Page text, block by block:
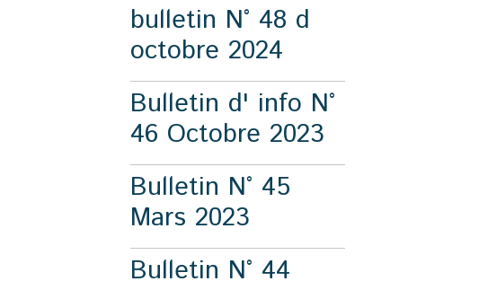
bulletin N° 48 d
octobre 2024
Bulletin d' info N°
46 Octobre 2023
Bulletin N° 45
Mars 2023
Bulletin N° 44